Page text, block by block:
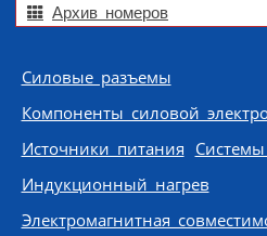
Архив номеров
Skip to content
Силовые разъемы
Компоненты силовой
Источники питания
Индукционный нагрев
Электромагнитная